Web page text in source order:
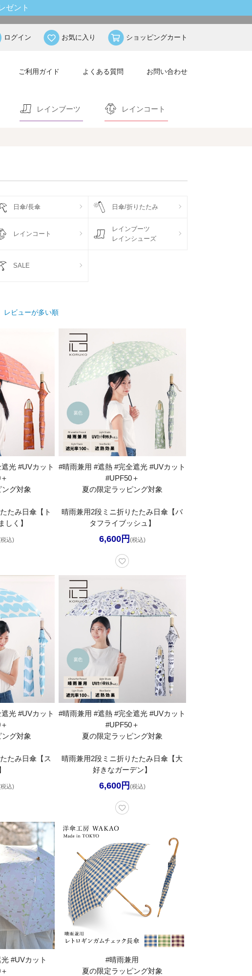
ゼント
ログイン お気に入り ショッピングカート
ご利用ガイド よくある質問 お問い合わせ
レインブーツ レインコート
日傘/長傘 日傘/折りたたみ
レインコート
レインブーツ
レインシューズ
SALE
レビューが多い順
光 #UVカット
グ対象
たみ日傘【ト
しく】
込)
#晴雨兼用 #遮熱 #完全遮光 #UVカット
#UPF50＋
夏の限定ラッピング対象
晴雨兼用2段ミニ折りたたみ日傘【バ
タフライブッシュ】
6,600円 (税込)
光 #UVカット
グ対象
たみ日傘【ス
込)
#晴雨兼用 #遮熱 #完全遮光 #UVカット
#UPF50＋
夏の限定ラッピング対象
晴雨兼用2段ミニ折りたたみ日傘【大
好きなガーデン】
6,600円 (税込)
#UVカット
#晴雨兼用
夏の限定ラッピング対象